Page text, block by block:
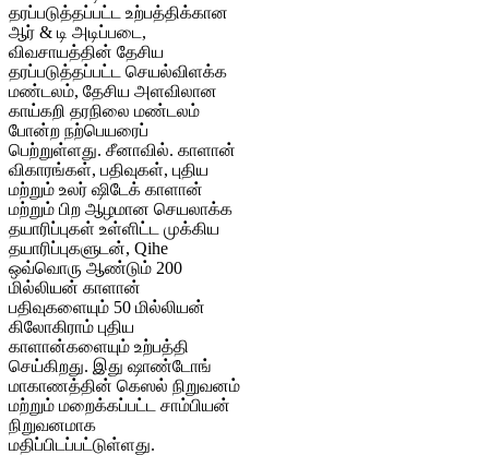
தரப்படுத்தப்பட்ட உற்பத்திக்கான
ஆர் & டி அடிப்படை,
விவசாயத்தின் தேசிய
தரப்படுத்தப்பட்ட செயல்விளக்க
மண்டலம், தேசிய அளவிலான
காய்கறி தரநிலை மண்டலம்
போன்ற நற்பெயரைப்
பெற்றுள்ளது. சீனாவில். காளான்
விகாரங்கள், பதிவுகள், புதிய
மற்றும் உலர் ஷிடேக் காளான்
மற்றும் பிற ஆழமான செயலாக்க
தயாரிப்புகள் உள்ளிட்ட முக்கிய
தயாரிப்புகளுடன், Qihe
ஒவ்வொரு ஆண்டும் 200
மில்லியன் காளான்
பதிவுகளையும் 50 மில்லியன்
கிலோகிராம் புதிய
காளான்களையும் உற்பத்தி
செய்கிறது. இது ஷாண்டோங்
மாகாணத்தின் கெஸல் நிறுவனம்
மற்றும் மறைக்கப்பட்ட சாம்பியன்
நிறுவனமாக
மதிப்பிடப்பட்டுள்ளது.